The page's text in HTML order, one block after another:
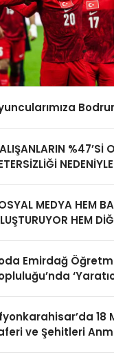
%47’Sİ
MEDYA HEM
HEM
Emirdağ
18
ve Şehitleri